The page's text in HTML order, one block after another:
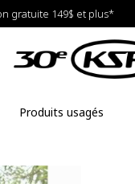
gratuite 149$ et plus*
Produits usagés